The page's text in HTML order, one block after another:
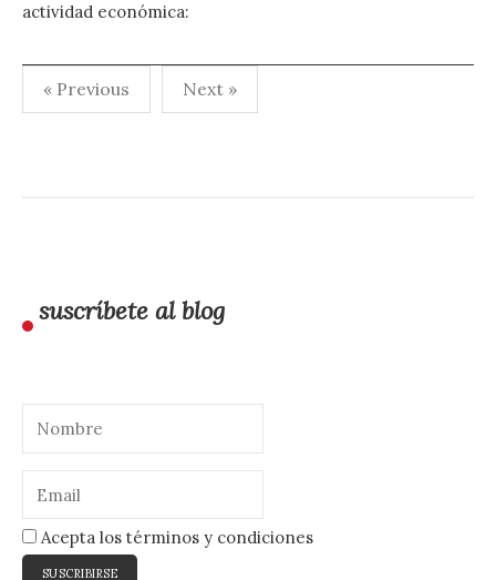
actividad económica:
Paginación
de
« Previous Next »
suscríbete al blog
Acepta los términos y condiciones